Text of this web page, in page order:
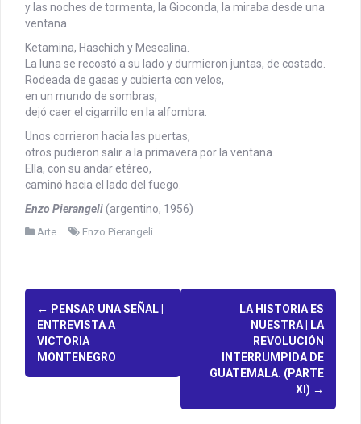
y las noches de tormenta, la Gioconda, la miraba desde una
ventana.
Ketamina, Haschich y Mescalina.
La luna se recostó a su lado y durmieron juntas, de costado.
Rodeada de gasas y cubierta con velos,
en un mundo de sombras,
dejó caer el cigarrillo en la alfombra.
Unos corrieron hacia las puertas,
otros pudieron salir a la primavera por la ventana.
Ella, con su andar etéreo,
caminó hacia el lado del fuego.
Enzo Pierangeli(argentino, 1956)
Arte Enzo Pierangeli
s
← PENSAR UNA SEÑAL |
ENTREVISTA A
VICTORIA
MONTENEGRO
LA HISTORIA ES
NUESTRA | LA
REVOLUCIÓN
INTERRUMPIDA DE
GUATEMALA. (PARTE
XI) →